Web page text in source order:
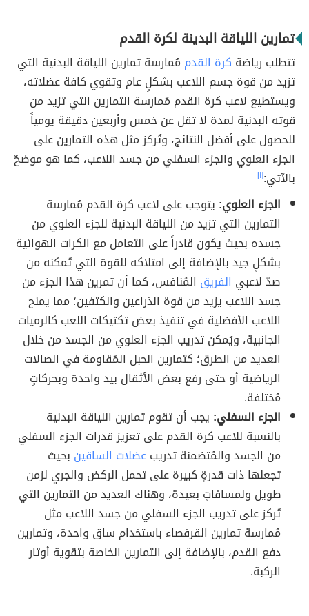
تمارين اللياقة البدينة لكرة القدم
تتطلب رياضة كرة القدم مُمارسة تمارين اللياقة البدنية التي
تزيد من قوة جسم اللاعب بشكلٍ عام وتقوي كافة عضلاته،
ويستطيع لاعب كرة القدم مُمارسة التمارين التي تزيد من
قوته البدنية لمدة لا تقل عن خمس وأربعين دقيقة يومياً
للحصول على أفضل النتائج، وتُركز مثل هذه التمارين على
الجزء العلوي والجزء السفلي من جسد اللاعب، كما هو موضحٌ
بالآتي:[١]
الجزء العلوي: يتوجب على لاعب كرة القدم مُمارسة
التمارين التي تزيد من اللياقة البدنية للجزء العلوي من
جسده بحيث يكون قادراً على التعامل مع الكرات الهوائية
بشكلٍ جيد بالإضافة إلى امتلاكه للقوة التي تُمكنه من
صدّ لاعبي الفريق المُنافس، كما أن تمرين هذا الجزء من
جسد اللاعب يزيد من قوة الذراعين والكتفين؛ مما يمنح
اللاعب الأفضلية في تنفيذ بعض تكتيكات اللعب كالرميات
الجانبية، ويُمكن تدريب الجزء العلوي من الجسد من خلال
العديد من الطرق؛ كتمارين الحبل المُقاومة في الصالات
الرياضية أو حتى رفع بعض الأثقال بيد واحدة وبحركاتٍ
مُختلفة.
الجزء السفلي: يجب أن تقوم تمارين اللياقة البدنية
بالنسبة للاعب كرة القدم على تعزيز قدرات الجزء السفلي
من الجسد والمُتضمنة تدريبعضلات الساقين بحيث
تجعلها ذات قدرةٍ كبيرة على تحمل الركض والجري لزمن
طويل ولمسافاتٍ بعيدة، وهناك العديد من التمارين التي
تُركز على تدريب الجزء السفلي من جسد اللاعب مثل
مُمارسة تمارين القرفصاء باستخدام ساق واحدة، وتمارين
دفع القدم، بالإضافة إلى التمارين الخاصة بتقوية أوتار
الركبة.